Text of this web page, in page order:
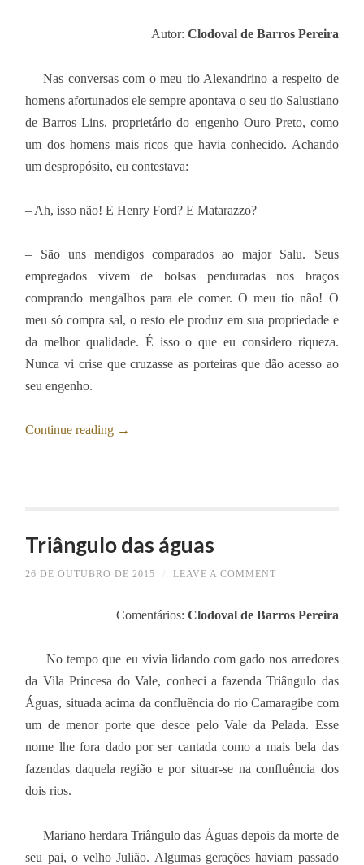
Autor: Clodoval de Barros Pereira
Nas conversas com o meu tio Alexandrino a respeito de
homens afortunados ele sempre apontava o seu tio Salustiano
de Barros Lins, proprietário do engenho Ouro Preto, como
um dos homens mais ricos que havia conhecido. Achando
um despropósito, eu contestava:
– Ah, isso não! E Henry Ford? E Matarazzo?
– São uns mendigos comparados ao major Salu. Seus
empregados vivem de bolsas penduradas nos braços
comprando mengalhos para ele comer. O meu tio não! O
meu só compra sal, o resto ele produz em sua propriedade e
da melhor qualidade. É isso o que eu considero riqueza.
Nunca vi crise que cruzasse as porteiras que dão acesso ao
seu engenho.
Continue reading →
Triângulo das águas
26 DE OUTUBRO DE 2015 LEAVE A COMMENT
Comentários: Clodoval de Barros Pereira
No tempo que eu vivia lidando com gado nos arredores
da Vila Princesa do Vale, conheci a fazenda Triângulo das
Águas, situada acima da confluência do rio Camaragibe com
um de menor porte que desce pelo Vale da Pelada. Esse
nome lhe fora dado por ser cantada como a mais bela das
fazendas daquela região e por situar-se na confluência dos
dois rios.
Mariano herdara Triângulo das Águas depois da morte de
seu pai, o velho Julião. Algumas gerações haviam passado